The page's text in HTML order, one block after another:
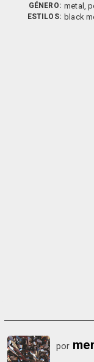
GÉNERO: metal,
ESTILOS: black
por